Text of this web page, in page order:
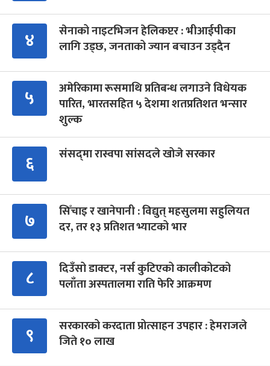
४
सेनाको नाइटभिजन हेलिकप्टर : भीआईपीका
लागि उड्छ, जनताको ज्यान बचाउन उड्दैन
५
अमेरिकामा रूसमाथि प्रतिबन्ध लगाउने विधेयक
पारित, भारतसहित ५ देशमा शतप्रतिशत भन्सार
शुल्क
६ संसद्‍मा रास्वपा सांसदले खोजे सरकार
७
सिँचाइ र खानेपानी : विद्युत् महसुलमा सहुलियत
दर, तर १३ प्रतिशत भ्याटको भार
८
दिउँसो डाक्टर, नर्स कुटिएको कालीकोटको
पलाँता अस्पतालमा राति फेरि आक्रमण
९
सरकारको करदाता प्रोत्साहन उपहार : हेमराजले
जिते १० लाख